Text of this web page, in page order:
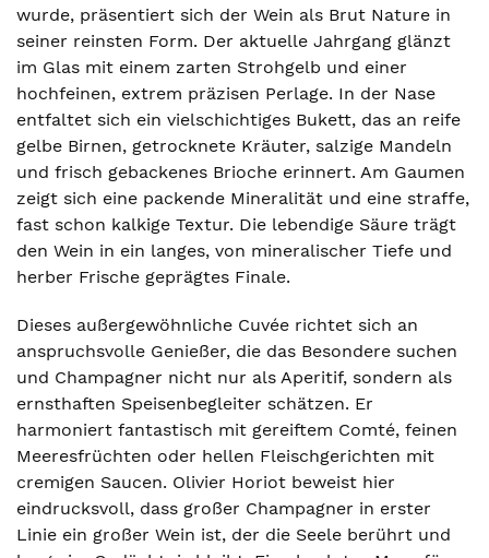
wurde, präsentiert sich der Wein als Brut Nature in
seiner reinsten Form. Der aktuelle Jahrgang glänzt
im Glas mit einem zarten Strohgelb und einer
hochfeinen, extrem präzisen Perlage. In der Nase
entfaltet sich ein vielschichtiges Bukett, das an reife
gelbe Birnen, getrocknete Kräuter, salzige Mandeln
und frisch gebackenes Brioche erinnert. Am Gaumen
zeigt sich eine packende Mineralität und eine straffe,
fast schon kalkige Textur. Die lebendige Säure trägt
den Wein in ein langes, von mineralischer Tiefe und
herber Frische geprägtes Finale.
Dieses außergewöhnliche Cuvée richtet sich an
anspruchsvolle Genießer, die das Besondere suchen
und Champagner nicht nur als Aperitif, sondern als
ernsthaften Speisenbegleiter schätzen. Er
harmoniert fantastisch mit gereiftem Comté, feinen
Meeresfrüchten oder hellen Fleischgerichten mit
cremigen Saucen. Olivier Horiot beweist hier
eindrucksvoll, dass großer Champagner in erster
Linie ein großer Wein ist, der die Seele berührt und